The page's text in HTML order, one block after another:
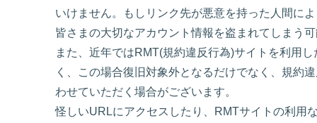
いけません。もしリンク先が悪意を持った人間に
皆さまの大切なアカウント情報を盗まれてしまう
また、近年ではRMT(規約違反行為)サイトを利用
く、この場合復旧対象外となるだけでなく、規約
わせていただく場合がございます。
怪しいURLにアクセスしたり、RMTサイトの利用